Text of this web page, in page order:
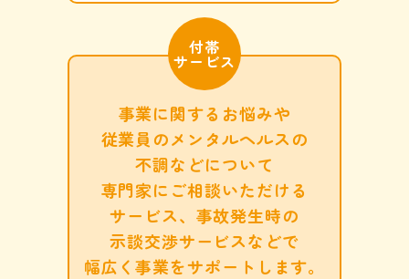
付帯
サービス
事業に関するお悩みや
従業員のメンタルヘルスの
不調などについて
専門家に ご相談いただける
サービス、事故発生時の
示談交渉サービスなどで
幅広く事業をサポートします。